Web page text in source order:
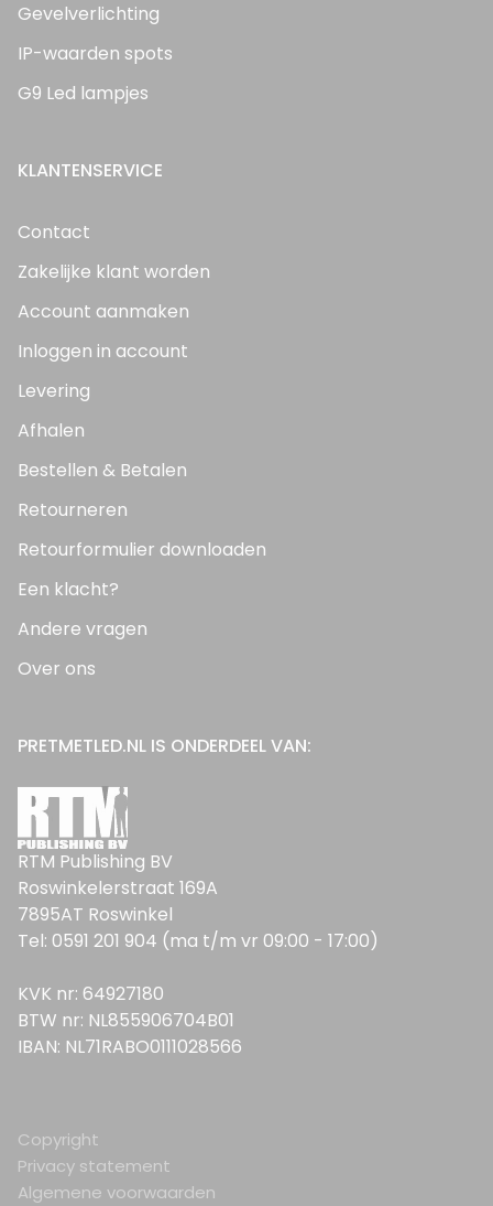
Gevelverlichting
IP-waarden spots
G9 Led lampjes
KLANTENSERVICE
Contact
Zakelijke klant worden
Account aanmaken
Inloggen in account
Levering
Afhalen
Bestellen & Betalen
Retourneren
Retourformulier downloaden
Een klacht?
Andere vragen
Over ons
PRETMETLED.NL IS ONDERDEEL VAN:
RTM Publishing BV
Roswinkelerstraat 169A
7895AT Roswinkel
Tel: 0591 201 904 (ma t/m vr 09:00 - 17:00)
KVK nr: 64927180
BTW nr: NL855906704B01
IBAN: NL71RABO0111028566
Copyright
Privacy statement
Algemene voorwaarden